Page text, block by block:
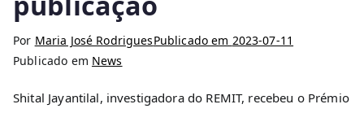
Por Maria José RodriguesPublicado em 2023-07-11
Publicado em News
Shital Jayantilal, investigadora do REMIT, recebeu o Prémio